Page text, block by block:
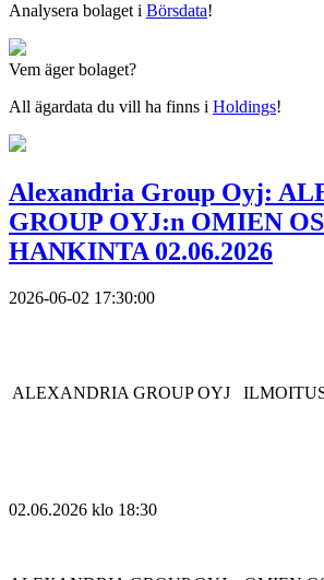
Analysera bolaget i Börsdata!
Vem äger bolaget?
All ägardata du vill ha finns i Holdings!
Alexandria Group Oyj:
GROUP OYJ:n OMIEN
HANKINTA 02.06.2026
2026-06-02 17:30:00
ALEXANDRIA GROUP OYJ
02.06.2026 klo 18:30